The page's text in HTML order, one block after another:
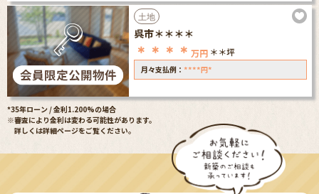
土地
呉市＊＊＊＊
＊＊＊＊ 万円 ＊＊坪
月々支払例： ****円*
*35年ローン / 金利1.200%の場合
※審査により金利は変わる可能性があります。
詳しくは詳細ページをご覧ください。